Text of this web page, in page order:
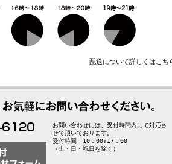
配送について詳しくはこち
お問い合わせには、受付時間内にて対応さ
せて頂いております。
受付時間 10：00?17：00
（土・日・祝日を除く）